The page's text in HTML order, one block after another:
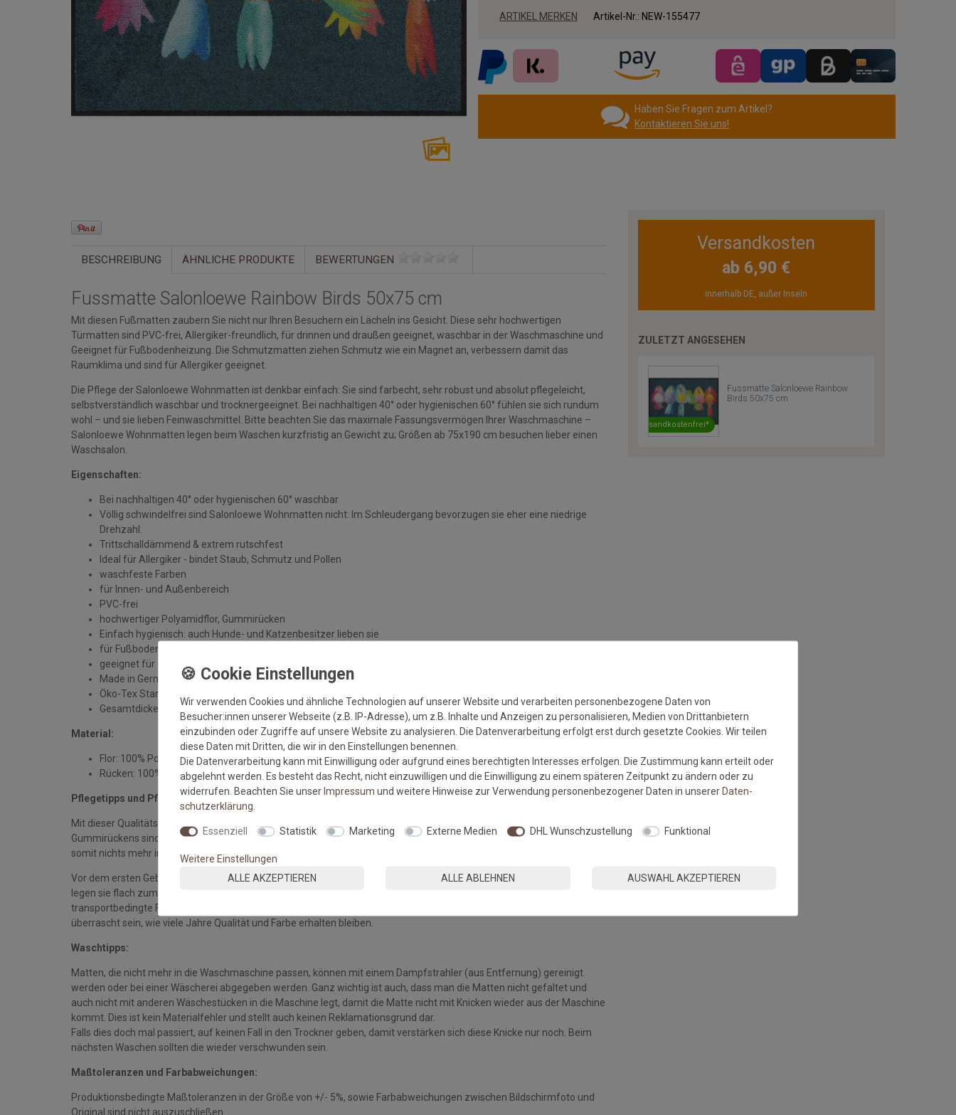
ARTIKEL MERKEN Artikel-Nr.: NEW-155477
Haben Sie Fragen zum Artikel?
Kontaktieren Sie uns!
BESCHREIBUNG ÄHNLICHE PRODUKTE BEWERTUNGEN
Fussmatte Salonloewe Rainbow Birds 50x75 cm
Mit diesen Fußmatten zaubern Sie nicht nur Ihren Besuchern ein Lächeln ins Gesicht. Diese sehr hochwertigen
Türmatten sind PVC-frei, Allergiker-freundlich, für drinnen und draußen geeignet, waschbar in der Waschmaschine und
Geeignet für Fußbodenheizung. Die Schmutzmatten ziehen Schmutz wie ein Magnet an, verbessern damit das
Raumklima und sind für Allergiker geeignet.
Die Pflege der Salonloewe Wohnmatten ist denkbar einfach: Sie sind farbecht, sehr robust und absolut pflegeleicht,
selbstverständlich waschbar und trocknergeeignet. Bei nachhaltigen 40° oder hygienischen 60° fühlen sie sich rundum
wohl – und sie lieben Feinwaschmittel. Bitte beachten Sie das maximale Fassungsvermögen Ihrer Waschmaschine –
Salonloewe Wohnmatten legen beim Waschen kurzfristig an Gewicht zu; Größen ab 75x190 cm besuchen lieber einen
Waschsalon.
Eigenschaften:
Bei nachhaltigen 40° oder hygienischen 60° waschbar
Völlig schwindelfrei sind Salonloewe Wohnmatten nicht: Im Schleudergang bevorzugen sie eher eine niedrige
Drehzahl.
Trittschalldämmend & extrem rutschfest
Ideal für Allergiker - bindet Staub, Schmutz und Pollen
waschfeste Farben
für Innen- und Außenbereich
PVC-frei
hochwertiger Polyamidflor, Gummirücken
Einfach hygienisch: auch Hunde- und Katzenbesitzer lieben sie
für Fußbodenheizung geeignet
geeignet für alle sauberen, trockenen und unbehandelten Böden
Made in Germany
Öko-Tex Standard 100
Gesamtdicke: ca. 7 mm
Material:
Flor: 100% Polyamid
Rücken: 100% Gummi
Pflegetipps und Pflegehinweise:
Mit dieser Qualitätsmatte sichern Sie sich waschbare Fußmatten, die zu 100% PVC-frei sind. Dank eines hochwertigen
Gummirückens sind die Fußmatten absolut ruschfest. Einem sicheren Gebrauch auch auf Fußbodenheizungen steht
somit nichts mehr im Wege.
Vor dem ersten Gebrauch waschen Sie die Fußmatte separat bei angegebener Temperatur mit Feinwaschmittel und
legen sie flach zum Trocknen aus. Dadurch richten sich die Fasern auf, der Mattenflor wird aktiviert und
transportbedingte Falten und Knicke werden wieder glatt. Pflegen Sie so Ihre Fußmatte regelmäßig und Sie werden
überrascht sein, wie viele Jahre Qualität und Farbe erhalten bleiben.
Waschtipps:
Matten, die nicht mehr in die Waschmaschine passen, können mit einem Dampfstrahler (aus Entfernung) gereinigt
werden oder bei einer Wäscherei abgegeben werden. Ganz wichtig ist auch, dass man die Matten nicht gefaltet und
auch nicht mit anderen Wäschestücken in die Maschine legt, damit die Matte nicht mit Knicken wieder aus der Maschine
kommt. Dies ist kein Materialfehler und stellt auch keinen Reklamationsgrund dar.
Falls dies doch mal passiert, auf keinen Fall in den Trockner geben, damit verstärken sich diese Knicke nur noch. Beim
nächsten Waschen sollten die wieder verschwunden sein.
Maßtoleranzen und Farbabweichungen:
Produktionsbedingte Maßtoleranzen in der Größe von +/- 5%, sowie Farbabweichungen zwischen Bildschirmfoto und
Original sind nicht auszuschließen
Versandkosten
ab 6,90 €
innerhalb DE, außer Inseln
ZULETZT ANGESEHEN
Versandkostenfrei*
Fussmatte Salonloewe Rainbow
Birds 50x75 cm
Wir verwenden Cookies und ähnliche Technologien auf unserer Website und verarbeiten personenbezogene Daten von
Besucher:innen unserer Webseite (z.B. IP-Adresse), um z.B. Inhalte und Anzeigen zu personalisieren, Medien von Drittanbietern
einzubinden oder Zugriffe auf unsere Website zu analysieren. Die Datenverarbeitung erfolgt erst durch gesetzte Cookies. Wir teilen
diese Daten mit Dritten, die wir in den Einstellungen benennen.
Die Datenverarbeitung kann mit Einwilligung oder aufgrund eines berechtigten Interesses erfolgen. Die Zustimmung kann erteilt oder
abgelehnt werden. Es besteht das Recht, nicht einzuwilligen und die Einwilligung zu einem späteren Zeitpunkt zu ändern oder zu
widerrufen. Beachten Sie unserImpressum und weitere Hinweise zur Verwendung personenbezogener Daten in unsererDaten­
schutz­erklärung
Essenziell Statistik Marketing Externe Medien DHL Wunschzustellung Funktional
Weitere Einstellungen
ALLE AKZEPTIEREN
ALLE ABLEHNEN AUSWAHL AKZEPTIEREN